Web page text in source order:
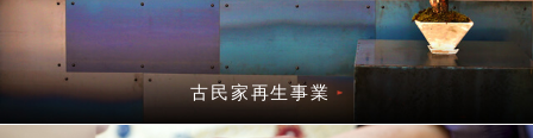
古民家再生事業